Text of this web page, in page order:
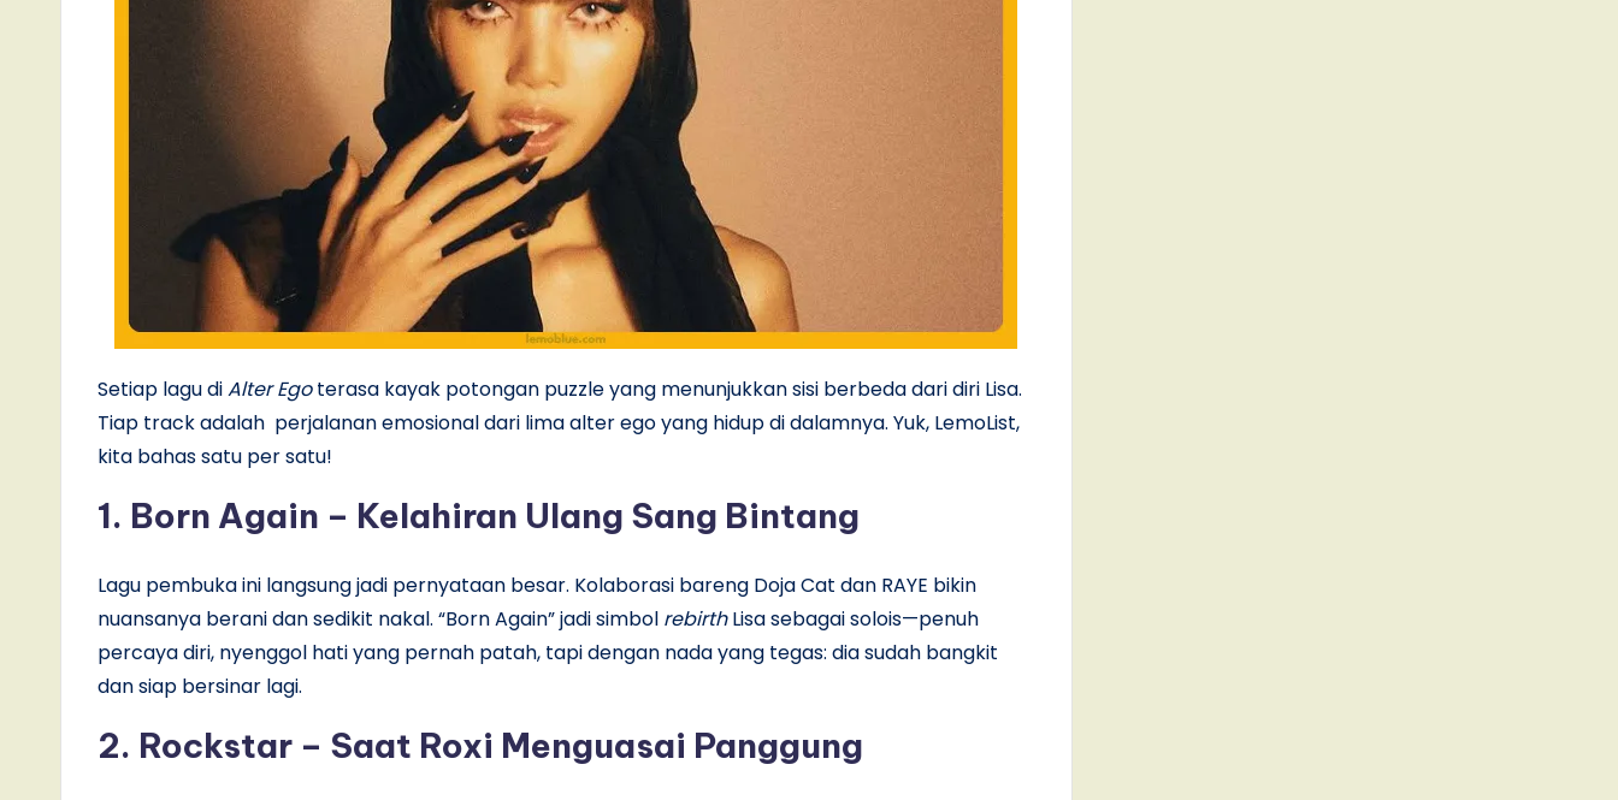
Setiap lagu diAlter Egoterasa kayak potongan puzzle yang menunjukkan sisi berbeda dari diri Lisa.
Tiap track adalah perjalanan emosional dari lima alter ego yang hidup di dalamnya. Yuk, LemoList,
kita bahas satu per satu!
1. Born Again – Kelahiran Ulang Sang Bintang
Lagu pembuka ini langsung jadi pernyataan besar. Kolaborasi bareng Doja Cat dan RAYE bikin
nuansanya berani dan sedikit nakal. “Born Again” jadi simbol rebirthLisa sebagai solois—penuh
percaya diri, nyenggol hati yang pernah patah, tapi dengan nada yang tegas: dia sudah bangkit
dan siap bersinar lagi.
2. Rockstar – Saat Roxi Menguasai Panggung